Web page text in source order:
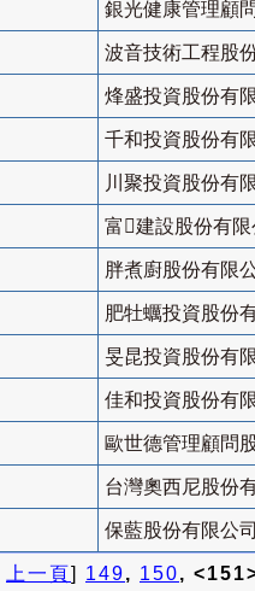
銀光健康管理顧
波音技術工程股
烽盛投資股份有
千和投資股份有
川聚投資股份有
富建設股份有限
胖煮廚股份有限
肥牡蠣投資股份
旻昆投資股份有
佳和投資股份有
歐世德管理顧問
台灣奧西尼股份
保藍股份有限公司
上一頁] 149, 150,